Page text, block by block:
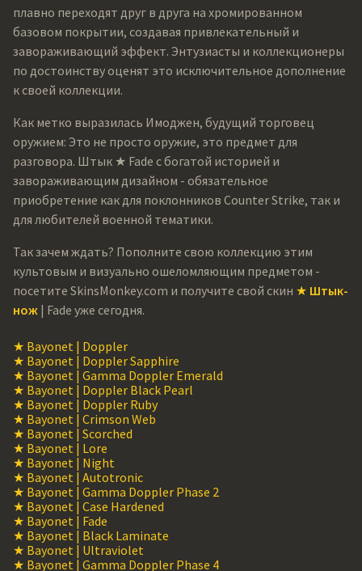
плавно переходят друг в друга на хромированном
базовом покрытии, создавая привлекательный и
завораживающий эффект. Энтузиасты и коллекционеры
по достоинству оценят это исключительное дополнение
к своей коллекции.
Как метко выразилась Имоджен, будущий торговец
оружием: Это не просто оружие, это предмет для
разговора. Штык ★ Fade с богатой историей и
завораживающим дизайном - обязательное
приобретение как для поклонников Counter Strike, так и
для любителей военной тематики.
Так зачем ждать? Пополните свою коллекцию этим
культовым и визуально ошеломляющим предметом -
посетите SkinsMonkey.com и получите свой скин ★ Штык-
нож | Fade уже сегодня.
★ Bayonet | Doppler
★ Bayonet | Doppler Sapphire
★ Bayonet | Gamma Doppler Emerald
★ Bayonet | Doppler Black Pearl
★ Bayonet | Doppler Ruby
★ Bayonet | Crimson Web
★ Bayonet | Scorched
★ Bayonet | Lore
★ Bayonet | Night
★ Bayonet | Autotronic
★ Bayonet | Gamma Doppler Phase 2
★ Bayonet | Case Hardened
★ Bayonet | Fade
★ Bayonet | Black Laminate
★ Bayonet | Ultraviolet
★ Bayonet | Gamma Doppler Phase 4